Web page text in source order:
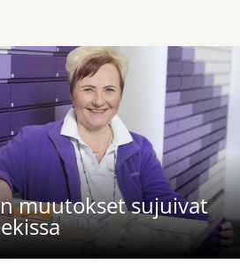
muutokset sujuivat